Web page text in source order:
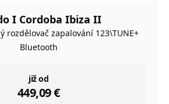
I Cordoba Ibiza II
rozdělovač zapalování 123\TUNE+
Bluetooth
již od
449,09€
instock